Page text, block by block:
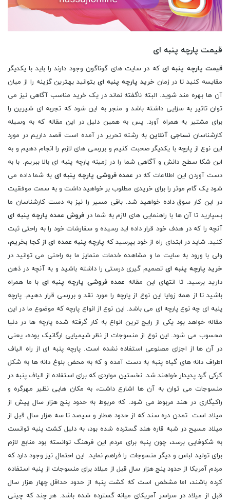
قیمت پارچه پنبه ای
قیمت پارچه پنبه ای که در سایت های گوناگون وجود دارند را باید با یکدیگر
مقایسه کنید تا در زمان خرید پارچه پنبه ایبتوانید بهترین گزینه را از میان
آن ها بهره مند شوید. البته ناگفته نماند در یک خرید مناسب آگاهی نیز می
توان تاثیر به سزایی داشته باشد و منجر به این شود که تجربه ای شیرین را
برای مشتیر به همراه آورد. پس به همین دلیل در این مقاله که به وسیله
کارشناسان نساجی آنلاین به رشته تحریر در آمده است قصد داریم در مورد
این نوع از پارچه با یکدیگر صحبت کنیم و بررسی های لازم را انجام دهیم و به
این شکا سطح دانش و آگاهی شما را در زمینه پارچه پنبه ای بالا ببریم. با به
دست آوردن این اطلاعات که در عمده فروشی پارچه پنبه ای به شما داده می
شود یک گام موثر را برای خریدی مطلوب بر خواهید داشت و به سمت موفقیت
در این کار سوق داده خواهید شد. باقی مسیر را نیز به دست کارشناسان ما
بسپارید تا آن ها با راهنمایی های لازم به شما در فروش عمده پارچه پنبه ای
آنچه را که در هدف خود قرار داده اید رسیده و سفارشات خود را به راحتی ثبت
کنید. شاید در ابتدای راه از خود بپرسید که پارچه پنبه عمده ای از کجا بخریم،
ولی با ورود به سایت ما و مشاهده خدمات متمایز ما به راحتی می توانید در
خرید پارچه پنبه ایتصمیم گیری درستی را داشته باشید و به آنچه در ذهن
دارید برسید. تا انتهای این مقاله عمده فروشی پارچه پنبه ای با ما همراه
باشید تا از همه زوایا این نوع از پارچه را مورد نقد و بررسی قرار دهیم. پارچه
پنبه ای چه نوع پارچه ای می باشد. این نوع از انواع پارچه که موضوع ما در این
مقاله خواهد بود یکی از رایج ترین انواع به کار گرفته شده پارچه ها در دنیا
محسوب می شود. این نوع از منسوجات از نظر شیمیایی ارگانیک بوده، یعنی
در آن ها از اجزای مصنوعی استفاده نشده است. پارچه پنبه ای از راه الیاف
اطراف دانه های گیاه پنبه به دست آمده و که به محض بلوغ دانه ها به شکل
کرکی گرد پدیدار خواهند شد. نخستین مواردی که برای استفاده از الیاف پنبه در
منسوجات می توان به آن ها اشارع داشت، به مکان هایی نظیر مهرگره و
راکیگاری در هند مربوط می شود. که مربوط به حدود پنج هزار سال پیش از
میلاد است. تمدن دره سند که از حدود هطار و سیصد تا سه هزار سال قبل از
میلاد مسیح در شبه قاره هند گسترده شده بود، به دلیل کشت پنبه توانست
به شکوفایی برسد، چون پنبه برای مردم این فرهنگ توانسته بود منابع لازم
برای تولید لباس و دیگر منسوجات را فراهم نماید. این احتمال نیز وجود دارد که
مردم آمریکا از حدود پنج هزار سال قبل از میلاد برای منسوجات از پنبه استفاده
کرده باشند، اما مشخص است که کشت پنبه از حدود حداقل چهار هزار سال
قبل از میلاد در سراسر آمریکای میانه گسترده شده باشد. هر چند که چینی